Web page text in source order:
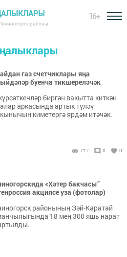
районы
16+
газ счетчиклары яңа
буенча тикшереләчәк
биргән вакытта киткән
аркасында артык түләү
киметергә ярдәм итәчәк.
717 0 0
«Хәтер бакчасы”
акциясе уза (фотолар)
районының Зәй-Каратай
18 мең 300 яшь нарат